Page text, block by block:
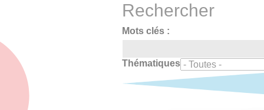
Rechercher
Mots clés :
Thématiques